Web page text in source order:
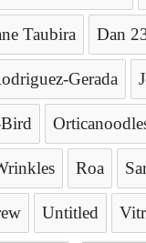
Taubira Dan
Gerada
Roa
Untitled